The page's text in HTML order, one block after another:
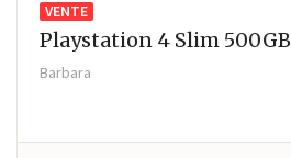
VENTE
Playstation 4 Slim 500GB
Barbara